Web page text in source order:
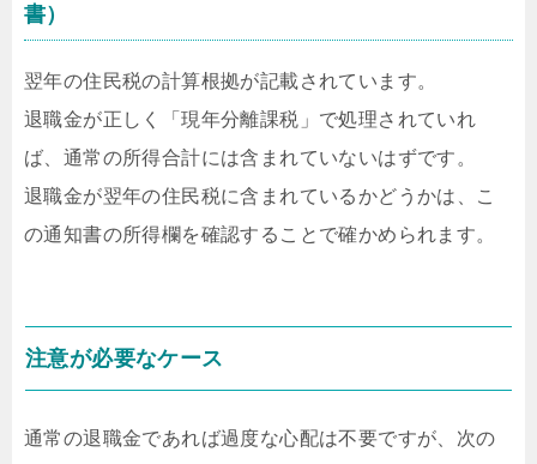
書）
翌年の住民税の計算根拠が記載されています。
退職金が正しく「現年分離課税」で処理されていれ
ば、通常の所得合計には含まれていないはずです。
退職金が翌年の住民税に含まれているかどうかは、こ
の通知書の所得欄を確認することで確かめられます。
注意が必要なケース
通常の退職金であれば過度な心配は不要ですが、次の